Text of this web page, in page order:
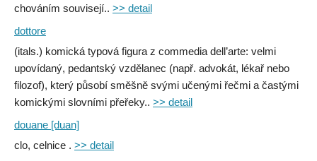
chováním souvisejí.. >> detail
dottore
(itals.) komická typová figura z commedia dell’arte: velmi
upovídaný, pedantský vzdělanec (např. advokát, lékař nebo
filozof), který působí směšně svými učenými řečmi a častými
komickými slovními přeřeky.. >> detail
douane [duan]
clo, celnice . >> detail